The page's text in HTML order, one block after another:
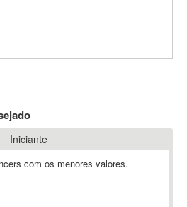
Iniciante
com os menores valores.